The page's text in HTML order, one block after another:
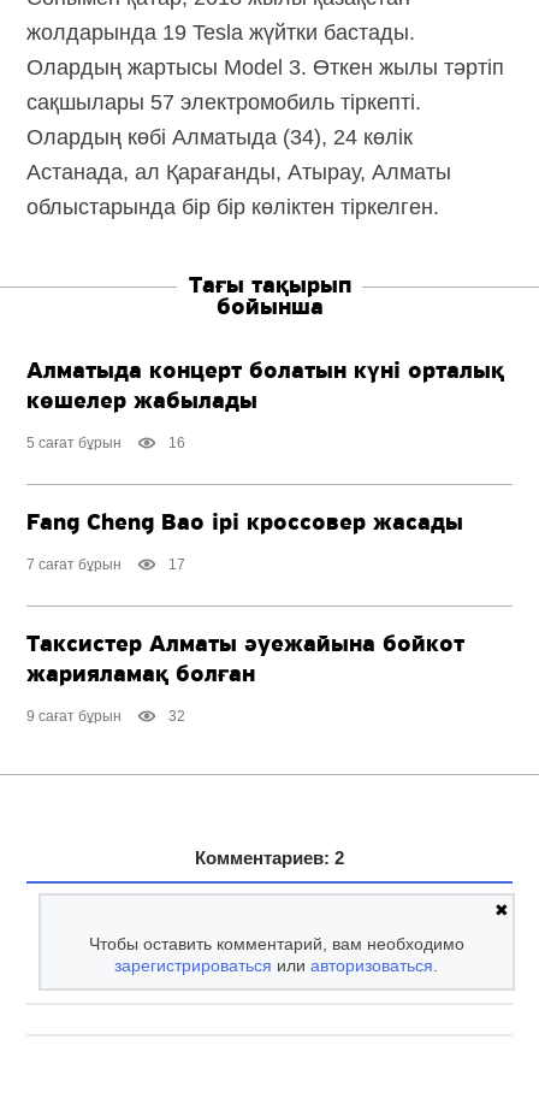
жолдарында 19 Tesla жүйтки бастады.
Олардың жартысы Model 3. Өткен жылы тәртіп
сақшылары 57 электромобиль тіркепті.
Олардың көбі Алматыда (34), 24 көлік
Астанада, ал Қарағанды, Атырау, Алматы
облыстарында бір бір көліктен тіркелген.
Тағы тақырып
бойынша
Алматыда концерт болатын күні орталық
көшелер жабылады
5 сағат бұрын 16
Fang Cheng Bao ірі кроссовер жасады
7 сағат бұрын 17
Таксистер Алматы әуежайына бойкот
жарияламақ болған
9 сағат бұрын 32
Комментариев: 2
✖
Чтобы оставить комментарий, вам необходимо
зарегистрироваться илиавторизоваться.